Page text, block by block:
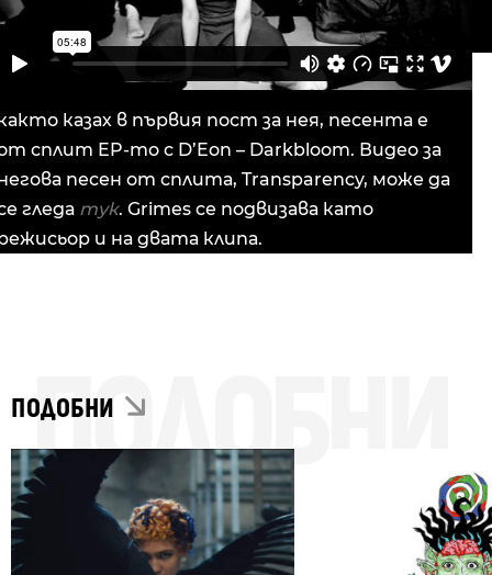
казах в първия пост за нея, песента е
сплит EP-то с D’Eon – Darkbloom. Видео за
песен от сплита, Transparency, може да
гледа тук. Grimes се подвизава като
и на двата клипа.
ПОДОБНИ
ПОДОБНИ